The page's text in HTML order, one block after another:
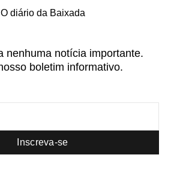
O diário da Baixada
nenhuma notícia importante.
boletim informativo.
Inscreva-se